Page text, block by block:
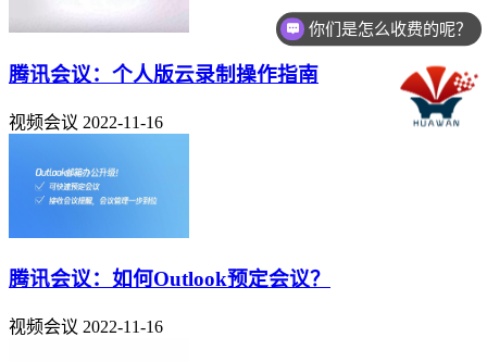
腾讯会议：个人版云录制操作指南
视频会议 2022-11-16
腾讯会议：如何Outlook预定会议？
视频会议 2022-11-16
你们是怎么收费的呢？